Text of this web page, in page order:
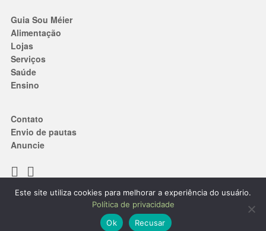
Guia Sou Méier
Alimentação
Lojas
Serviços
Saúde
Ensino
Contato
Envio de pautas
Anuncie
Termos de Uso|Política de privacidade
® 2019. Todos os direitos reservados.
Este site utiliza cookies para melhorar a experiência do usuário.
Política de privacidade
Ok
Recusar